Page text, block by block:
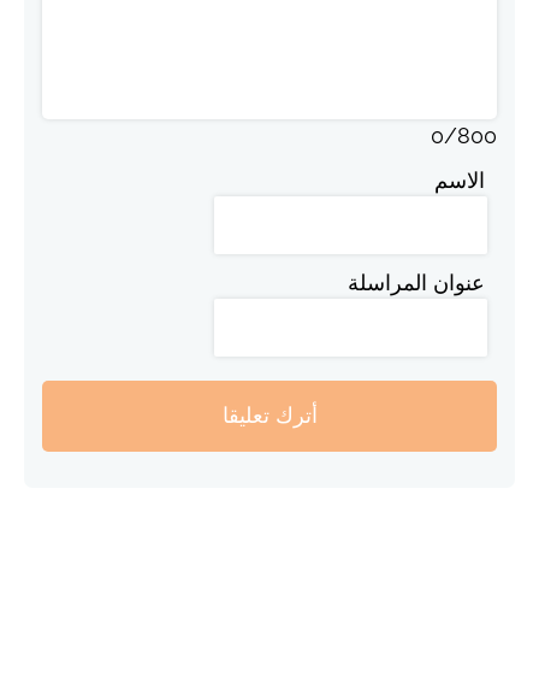
0/800
الاسم
عنوان المراسلة
أترك تعليقا